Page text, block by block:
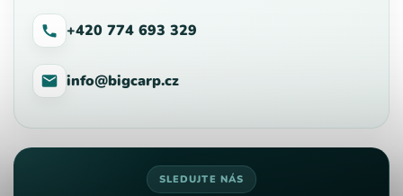
+420 774 693 329
info@bigcarp.cz
SLEDUJTE NÁS